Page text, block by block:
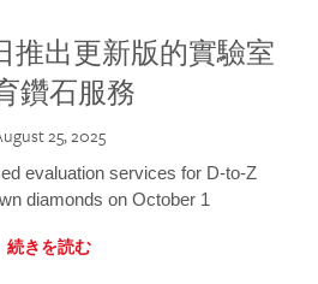
推出更新版的實驗室
鑽石服務
25, 2025
evaluation services for D-to-Z
diamonds on October 1
続きを読む